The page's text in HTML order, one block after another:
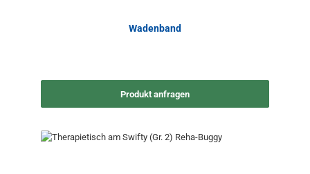
Wadenband
Produkt anfragen